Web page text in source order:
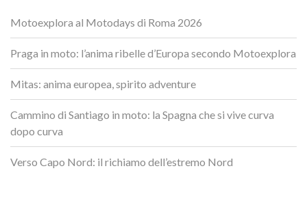
Motoexplora al Motodays di Roma 2026
Praga in moto: l’anima ribelle d’Europa secondo Motoexplora
Mitas: anima europea, spirito adventure
Cammino di Santiago in moto: la Spagna che si vive curva
dopo curva
Verso Capo Nord: il richiamo dell’estremo Nord